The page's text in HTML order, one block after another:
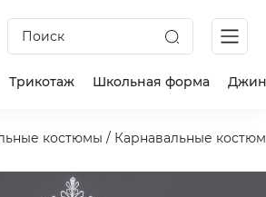
Поиск
Трикотаж Школьная форма
костюмы / Карнавальные